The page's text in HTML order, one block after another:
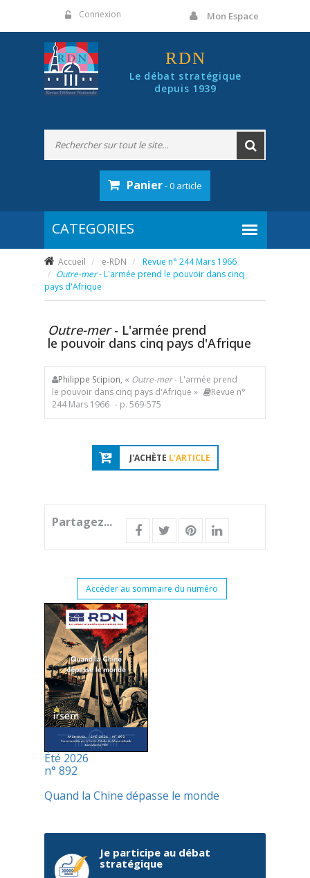
Connexion Mon Espace
RDN
Le débat stratégique
depuis 1939
Panier- 0 article
Accueil e-RDN
Revue n° 244 Mars 1966
Outre-mer- L'armée prend le pouvoir dans cinq
pays d'Afrique
Outre-mer- L'armée prend
le pouvoir dans cinq pays d'Afrique
Philippe Scipion, « Outre-mer- L'armée prend
le pouvoir dans cinq pays d'Afrique »
Revue n°
244 Mars 1966 - p. 569-575
J'ACHÈTE L'ARTICLE
Partagez...
Accéder au sommaire du numéro
Été 2026
n° 892
Quand la Chine dépasse le monde
Je participe au débat
stratégique